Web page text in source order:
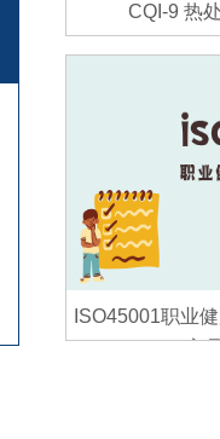
CQI-9 热
ISO45001职业
审